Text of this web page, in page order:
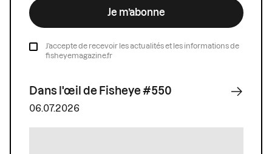
Je m’abonne
J’accepte de recevoir les actualités et les informations de
fisheyemagazine.fr
Dans l'œil de Fisheye #550
06.07.2026